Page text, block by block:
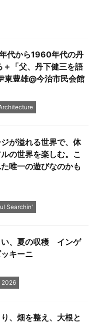
代から1960年代の丹
「父、丹下健三を語
東豊雄@今治市民会館
が溢れる世界で、体
の世界を楽しむ。こ
唯一の遊びなのかも
Searchin'
い、夏の収穫 インゲ
キーニ
2026
、畑を整え、大根と